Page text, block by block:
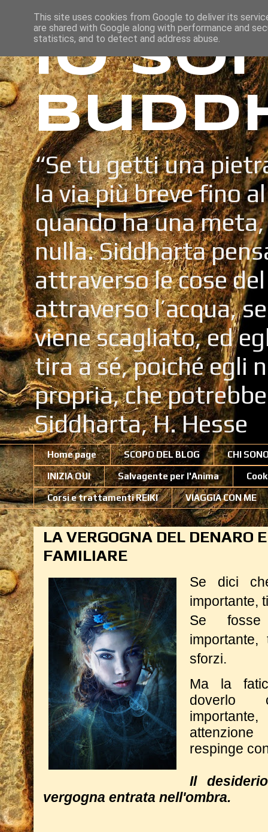
Io
“Se tu getti una
la via più breve fino
quando ha una
nulla. Siddharta
attraverso le cose
attraverso l’acqua,
viene scagliato, ed
tira a sé, poiché egli
propria, che
Siddharta, H. Hesse
Home page SCOPO DEL BLOG CHI
INIZIA QUI Salvagente per l'Anima
Corsi e trattamenti REIKI VIAGGIA CON ME
LA VERGOGNA DEL DENARO
FAMILIARE
Se dici
importante,
Se fosse
sforzi.
Ma la
doverlo
respinge
Il
vergogna entrata nell'ombra.
This site uses cookies from Google to deliver its
are shared with Google along with performance and
statistics, and to detect and address abuse.